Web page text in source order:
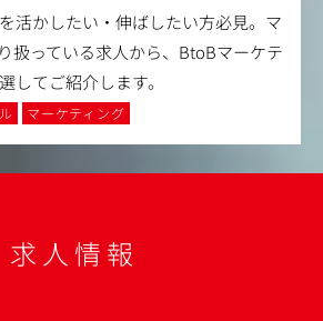
活かしたい・伸ばしたい方必見。マ
扱っている求人から、BtoBマーケテ
してご紹介します。
マーケティング
求人情報